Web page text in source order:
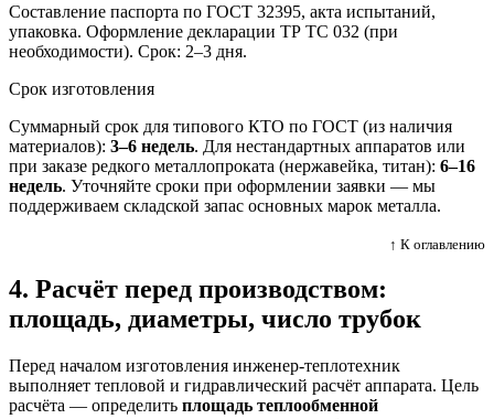
Составление паспорта по ГОСТ 32395, акта испытаний,
упаковка. Оформление декларации ТР ТС 032 (при
необходимости). Срок: 2–3 дня.
Срок изготовления
Суммарный срок для типового КТО по ГОСТ (из наличия
материалов): 3–6 недель. Для нестандартных аппаратов или
при заказе редкого металлопроката (нержавейка, титан): 6–16
недель. Уточняйте сроки при оформлении заявки — мы
поддерживаем складской запас основных марок металла.
↑ К оглавлению
4. Расчёт перед производством:
площадь, диаметры, число трубок
Перед началом изготовления инженер-теплотехник
выполняет тепловой и гидравлический расчёт аппарата. Цель
расчёта — определить площадь теплообменной